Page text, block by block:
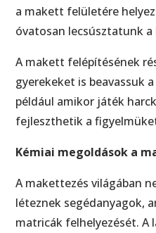
a makett felületére
óvatosan lecsúsztatunk a
A makett felépítésének
gyerekeket is beavassuk
például amikor játék
fejleszthetik a
Kémiai megoldások a
A makettezés világában
léteznek segédanyagok,
matricák felhelyezését. A